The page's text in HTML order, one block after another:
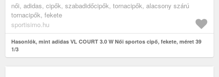
női, adidas, cipők, szabadidőcipők, tornacipők, alacsony szárú
tornacipők, fekete
sportisimo.hu
Hasonlók, mint adidas VL COURT 3.0 W Női sportos cipő, fekete, méret 39
1/3